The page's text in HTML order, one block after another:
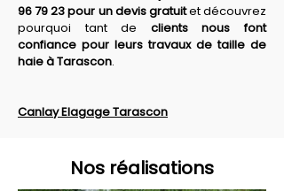
96 79 23 pour un devis gratuit et découvrez
pourquoi tant de clients nous font
confiance pour leurs travaux de taille de
haie à Tarascon.
Canlay Elagage Tarascon
Nos réalisations